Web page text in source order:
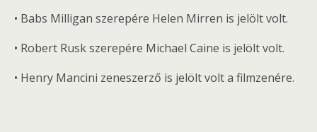
• Babs Milligan szerepére Helen Mirren is jelölt volt.
• Robert Rusk szerepére Michael Caine is jelölt volt.
• Henry Mancini zeneszerző is jelölt volt a filmzenére.